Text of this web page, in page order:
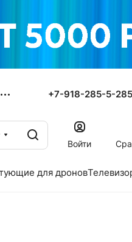
+7-918-285-5-285
Войти
для дронов